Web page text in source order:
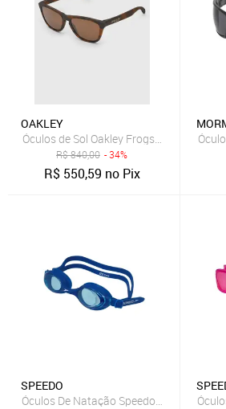
OAKLEY
Óculos de Sol Oakley Frogskins Marrom
R$840,00 - 34%
R$ 550,59 no Pix
SPEEDO
Óculos De Natação Speedo Izy One